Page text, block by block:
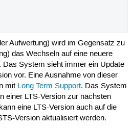
Aufwertung) wird im Gegensatz zu
das Wechseln auf eine neuere
Das System sieht immer ein Update
vor. Eine Ausnahme von dieser
mit Long Term Support. Das System
einer LTS-Version zur nächsten
eine LTS-Version auch auf die
Version aktualisiert werden.